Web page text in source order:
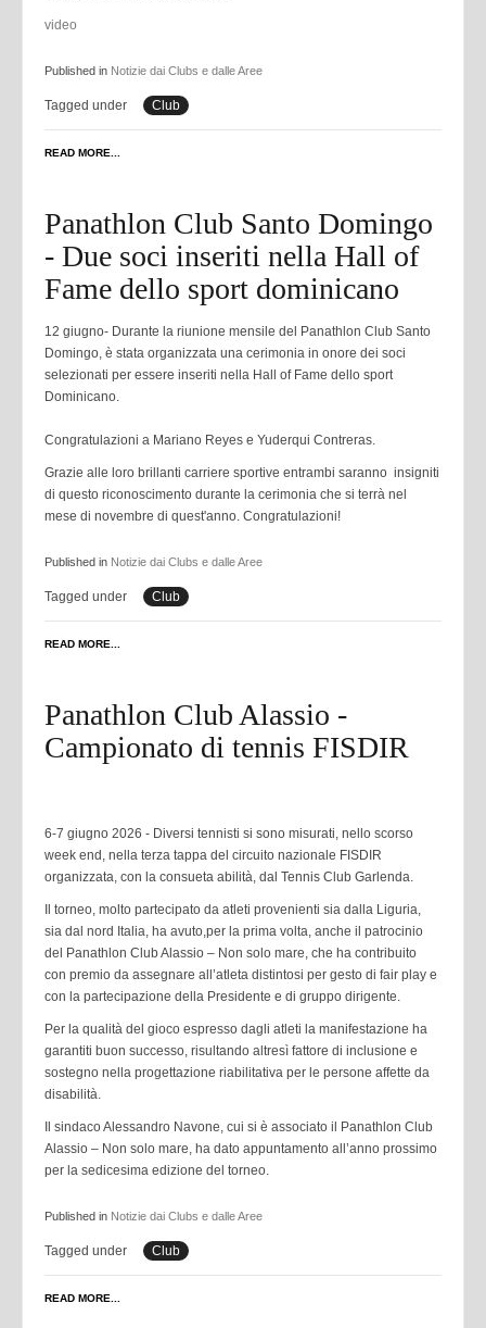
video
Published in Notizie dai Clubs e dalle Aree
Tagged under Club
READ MORE...
Panathlon Club Santo Domingo
- Due soci inseriti nella Hall of
Fame dello sport dominicano
12 giugno- Durante la riunione mensile del Panathlon Club Santo
Domingo, è stata organizzata una cerimonia in onore dei soci
selezionati per essere inseriti nella Hall of Fame dello sport
Dominicano.
Congratulazioni a Mariano Reyes e Yuderqui Contreras.
Grazie alle loro brillanti carriere sportive entrambi saranno insigniti
di questo riconoscimento durante la cerimonia che si terrà nel
mese di novembre di quest'anno. Congratulazioni!
Published in Notizie dai Clubs e dalle Aree
Tagged under Club
READ MORE...
Panathlon Club Alassio -
Campionato di tennis FISDIR
6-7 giugno 2026 - Diversi tennisti si sono misurati, nello scorso
week end, nella terza tappa del circuito nazionale FISDIR
organizzata, con la consueta abilità, dal Tennis Club Garlenda.
Il torneo, molto partecipato da atleti provenienti sia dalla Liguria,
sia dal nord Italia, ha avuto,per la prima volta, anche il patrocinio
del Panathlon Club Alassio – Non solo mare, che ha contribuito
con premio da assegnare all’atleta distintosi per gesto di fair play e
con la partecipazione della Presidente e di gruppo dirigente.
Per la qualità del gioco espresso dagli atleti la manifestazione ha
garantiti buon successo, risultando altresì fattore di inclusione e
sostegno nella progettazione riabilitativa per le persone affette da
disabilità.
Il sindaco Alessandro Navone, cui si è associato il Panathlon Club
Alassio – Non solo mare, ha dato appuntamento all’anno prossimo
per la sedicesima edizione del torneo.
Published in Notizie dai Clubs e dalle Aree
Tagged under Club
READ MORE...